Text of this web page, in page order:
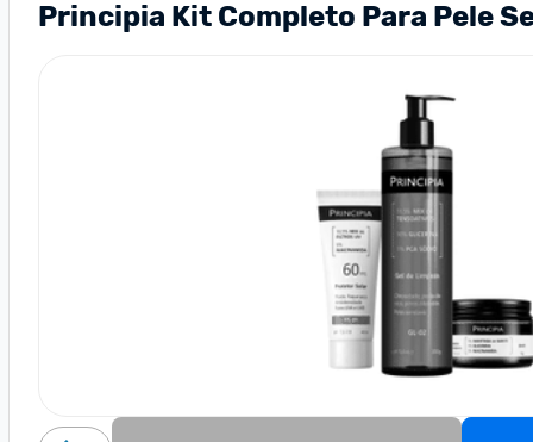
Principia Kit Completo Para Pele